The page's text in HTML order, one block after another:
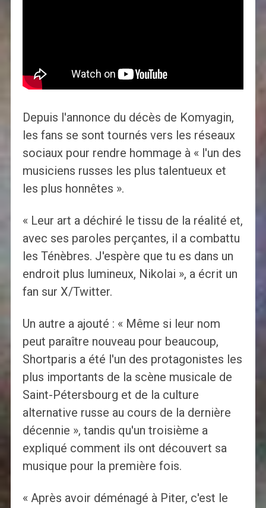
Depuis l'annonce du décès de Komyagin,
les fans se sont tournés vers les réseaux
sociaux pour rendre hommage à « l'un des
musiciens russes les plus talentueux et
les plus honnêtes ».
« Leur art a déchiré le tissu de la réalité et,
avec ses paroles perçantes, il a combattu
les Ténèbres. J'espère que tu es dans un
endroit plus lumineux, Nikolai », a écrit un
fan sur X/Twitter.
Un autre a ajouté : « Même si leur nom
peut paraître nouveau pour beaucoup,
Shortparis a été l'un des protagonistes les
plus importants de la scène musicale de
Saint-Pétersbourg et de la culture
alternative russe au cours de la dernière
décennie », tandis qu'un troisième a
expliqué comment ils ont découvert sa
musique pour la première fois.
« Après avoir déménagé à Piter, c'est le